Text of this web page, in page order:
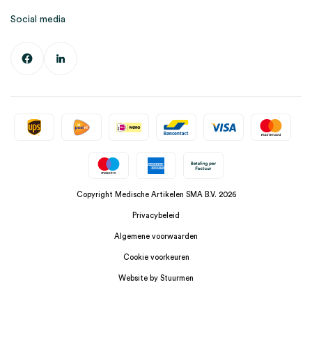
Social media
Copyright Medische Artikelen SMA B.V. 2026
Privacybeleid
Algemene voorwaarden
Cookie voorkeuren
Website by Stuurmen